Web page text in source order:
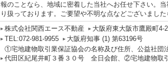
報のことなら、地域に密着した当社へお任せ下さい。
り扱っております。ご要望や不明な点などございました
株式会社関西エース不動産
大阪府東大阪市鷹殿町4-
TEL:072-981-9955
大阪府知事 (1) 第63196号
①宅地建物取引業保証協会の名称及び住所、公益社
代田区紀尾井町３番３０号 全日会館、②宅地建物取